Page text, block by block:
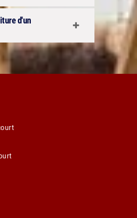
d'un